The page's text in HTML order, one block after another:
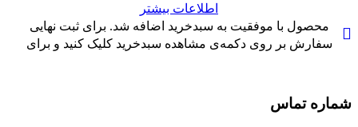
اطلاعات بیشتر
محصول با موفقیت به سبدخرید اضافه شد. برای ثبت نهایی
سفارش بر روی دکمه‌ی مشاهده سبدخرید کلیک کنید و برای
شماره تماس